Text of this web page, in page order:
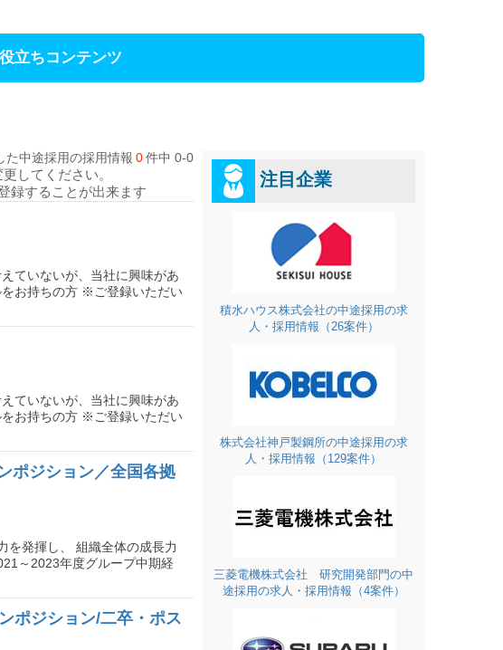
立ちコンテンツ
た中途採用の採用情報 0件中 0-0
してください。
録することが出来ます
ていないが、当社に興味があ
お持ちの方 ※ご登録いただい
ていないが、当社に興味があ
お持ちの方 ※ご登録いただい
ポジション／全国各拠
を発揮し、 組織全体の成長力
～2023年度グループ中期経
ポジション/二卒・ポス
注目企業
積水ハウス株式会社の中途採用の求
人・採用情報（26案件）
株式会社神戸製鋼所の中途採用の求
人・採用情報（129案件）
三菱電機株式会社 研究開発部門の中
途採用の求人・採用情報（4案件）